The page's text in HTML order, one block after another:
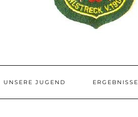
UNSERE JUGEND ERGEBNISSE